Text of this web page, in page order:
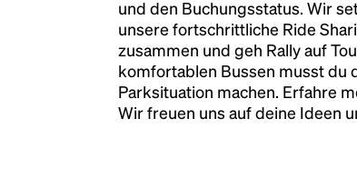
und den Buchungsstatus. Wir
unsere fortschrittliche Ride
zusammen und geh Rally auf
komfortablen Bussen musst du
Parksituation machen. Erfahre
Wir freuen uns auf deine Ideen